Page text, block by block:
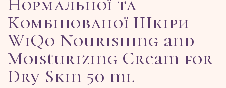
Комбінованої Шкіри
WiQo Nourishing and
Moisturizing Cream for
Dry Skin 50 ml